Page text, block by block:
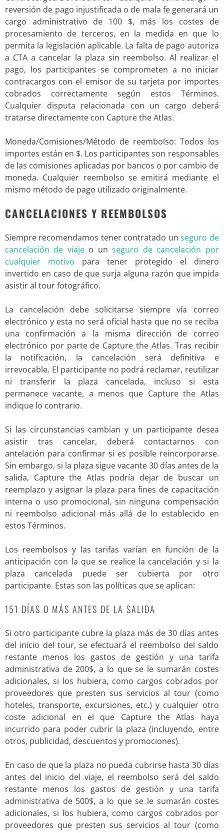
reversión de pago injustificada o de mala fe generará un
cargo administrativo de 100 $, más los costes de
procesamiento de terceros, en la medida en que lo
permita la legislación aplicable. La falta de pago autoriza
a CTA a cancelar la plaza sin reembolso. Al realizar el
pago, los participantes se comprometen a no iniciar
contracargos con el emisor de su tarjeta por importes
cobrados correctamente según estos Términos.
Cualquier disputa relacionada con un cargo deberá
tratarse directamente con Capture the Atlas.
Moneda/Comisiones/Método de reembolso: Todos los
importes están en $. Los participantes son responsables
de las comisiones aplicadas por bancos o por cambio de
moneda. Cualquier reembolso se emitirá mediante el
mismo método de pago utilizado originalmente.
CANCELACIONES Y REEMBOLSOS
Siempre recomendamos tener contratado unseguro de
cancelación de viajeo unseguro de cancelación por
cualquier motivo para tener protegido el dinero
invertido en caso de que surja alguna razón que impida
asistir al tour fotográfico.
La cancelación debe solicitarse siempre vía correo
electrónico y esta no será oficial hasta que no se reciba
una confirmación a la misma dirección de correo
electrónico por parte de Capture the Atlas. Tras recibir
la notificación, la cancelación será definitiva e
irrevocable. El participante no podrá reclamar, reutilizar
ni transferir la plaza cancelada, incluso si esta
permanece vacante, a menos que Capture the Atlas
indique lo contrario.
Si las circunstancias cambian y un participante desea
asistir tras cancelar, deberá contactarnos con
antelación para confirmar si es posible reincorporarse.
Sin embargo, si la plaza sigue vacante 30 días antes de la
salida, Capture the Atlas podría dejar de buscar un
reemplazo y asignar la plaza para fines de capacitación
interna o uso promocional, sin ninguna compensación
ni reembolso adicional más allá de lo establecido en
estos Términos.
Los reembolsos y las tarifas varían en función de la
anticipación con la que se realice la cancelación y si la
plaza cancelada puede ser cubierta por otro
participante. Estas son las políticas que se aplican:
151 DÍAS O MÁS ANTES DE LA SALIDA
Si otro participante cubre la plaza más de 30 días antes
del inicio del tour, se efectuará el reembolso del saldo
restante menos los gastos de gestión y una tarifa
administrativa de 200$, a lo que se le sumarán costes
adicionales, si los hubiera, como cargos cobrados por
proveedores que presten sus servicios al tour (como
hoteles, transporte, excursiones, etc.) y cualquier otro
coste adicional en el que Capture the Atlas haya
incurrido para poder cubrir la plaza (incluyendo, entre
otros, publicidad, descuentos y promociones).
En caso de que la plaza no pueda cubrirse hasta 30 días
antes del inicio del viaje, el reembolso será del saldo
restante menos los gastos de gestión y una tarifa
administrativa de 500$, a lo que se le sumarán costes
adicionales, si los hubiera, como cargos cobrados por
proveedores que presten sus servicios al tour (como